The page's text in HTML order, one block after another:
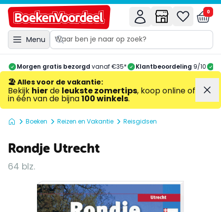
Menu
0
Morgen gratis bezorgd vanaf €35* Klantbeoordeling 9/10
🏖️ Alles voor de vakantie:
Bekijk hierde leukste zomertips, koop online of
in één van de bijna100 winkels.
Boeken Reizen en Vakantie Reisgidsen
Rondje Utrecht
64 blz.